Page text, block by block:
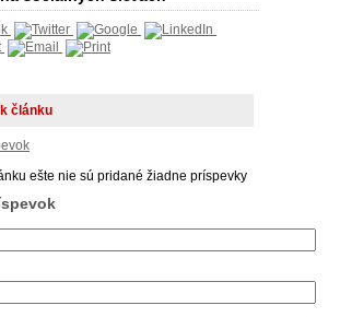
článku
ešte nie sú pridané žiadne príspevky